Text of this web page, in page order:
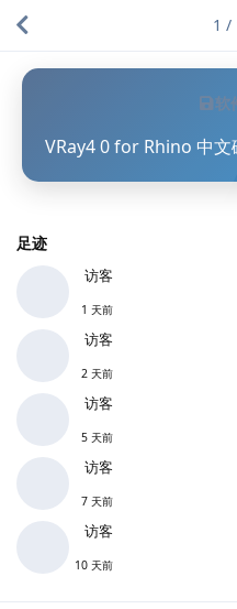
软
VRay4 0 for Rhino 中
足迹
访客
1 天前
访客
2 天前
访客
5 天前
访客
7 天前
访客
10 天前
1 /